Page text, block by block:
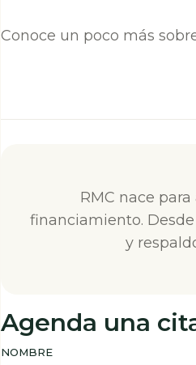
Conoce un poco más
RMC nace
financiamiento.
y
Agenda una
NOMBRE